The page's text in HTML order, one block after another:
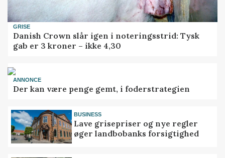
GRISE
Danish Crown slår igen i noteringsstrid: Tysk
gab er 3 kroner – ikke 4,30
ANNONCE
Der kan være penge gemt, i foderstrategien
BUSINESS
Lave grisepriser og nye regler
øger landbobanks forsigtighed